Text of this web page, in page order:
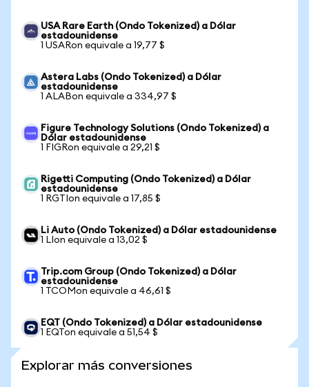
USA Rare Earth (Ondo Tokenized) a Dólar
estadounidense
1 USARon equivale a 19,77 $
Astera Labs (Ondo Tokenized) a Dólar
estadounidense
1 ALABon equivale a 334,97 $
Figure Technology Solutions (Ondo Tokenized) a
Dólar estadounidense
1 FIGRon equivale a 29,21 $
Rigetti Computing (Ondo Tokenized) a Dólar
estadounidense
1 RGTIon equivale a 17,85 $
Li Auto (Ondo Tokenized) a Dólar estadounidense
1 LIon equivale a 13,02 $
Trip.com Group (Ondo Tokenized) a Dólar
estadounidense
1 TCOMon equivale a 46,61 $
EQT (Ondo Tokenized) a Dólar estadounidense
1 EQTon equivale a 51,54 $
Explorar más conversiones